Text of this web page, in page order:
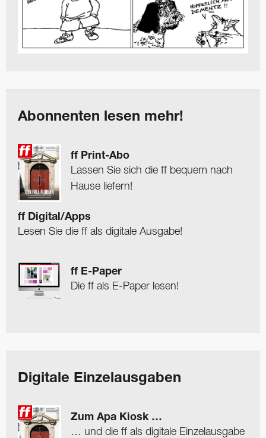
Abonnenten lesen mehr!
ff Print-Abo
Lassen Sie sich die ff bequem nach
Hause liefern!
ff Digital/Apps
Lesen Sie die ff als digitale Ausgabe!
ff E-Paper
Die ff als E-Paper lesen!
Digitale Einzelausgaben
Zum Apa Kiosk …
… und die ff als digitale Einzelausgabe